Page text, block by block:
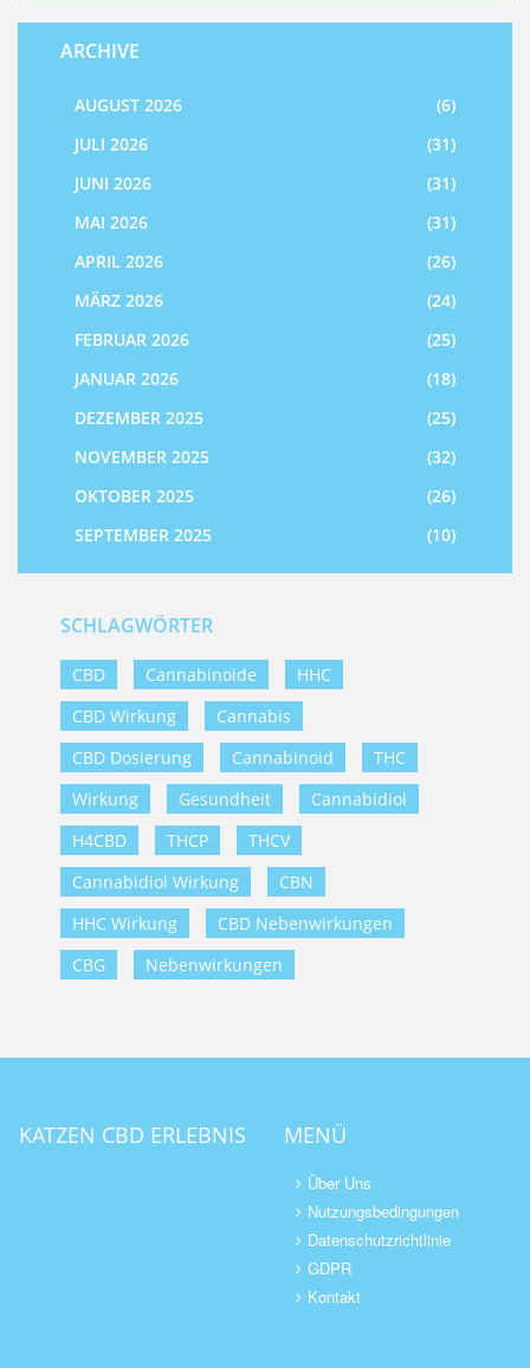
ARCHIVE
AUGUST 2026
(6)
JULI 2026
(31)
JUNI 2026
(31)
MAI 2026
(31)
APRIL 2026
(26)
MÄRZ 2026
(24)
FEBRUAR 2026
(25)
JANUAR 2026
(18)
DEZEMBER 2025
(25)
NOVEMBER 2025
(32)
OKTOBER 2025
(26)
SEPTEMBER 2025
(10)
SCHLAGWÖRTER
CBD Cannabinoide
HHC
CBD Wirkung
Cannabis
CBD Dosierung
Cannabinoid
THC
Wirkung
Gesundheit
Cannabidiol
H4CBD
THCP
THCV
Cannabidiol Wirkung
CBN
HHC Wirkung
CBD Nebenwirkungen
CBG
Nebenwirkungen
KATZEN CBD ERLEBNIS MENÜ
Über Uns
Nutzungsbedingungen
Datenschutzrichtlinie
GDPR
Kontakt